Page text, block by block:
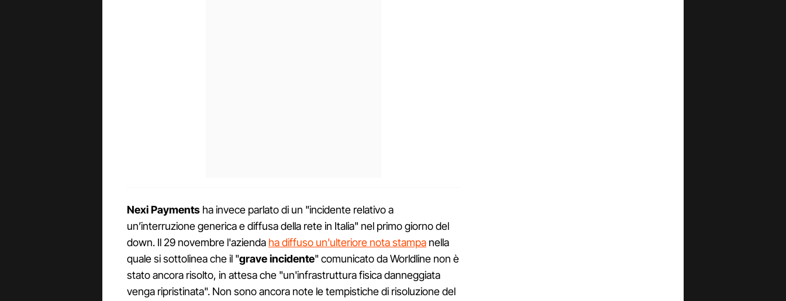
Nexi Payments ha invece parlato di un "incidente relativo a
un’interruzione generica e diffusa della rete in Italia" nel primo giorno del
down. Il 29 novembre l'azienda ha diffuso un'ulteriore nota stampa nella
quale si sottolinea che il "grave incidente" comunicato da Worldline non è
stato ancora risolto, in attesa che "un'infrastruttura fisica danneggiata
venga ripristinata". Non sono ancora note le tempistiche di risoluzione del